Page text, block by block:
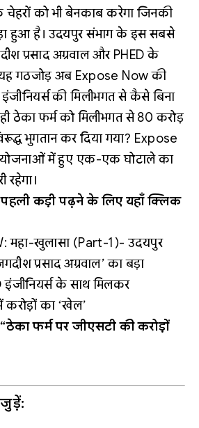
को भी बेनकाब करेगा जिनकी
हुआ है। उदयपुर संभाग के इस सबसे
प्रसाद अग्रवाल और PHED के
यह गठजोड़ अब Expose Now की
इंजीनियर्स की मिलीभगत से कैसे बिना
ठेका फर्म को मिलीभगत से 80 करोड़
भुगतान कर दिया गया? Expose
में हुए एक-एक घोटाले का
रहेगा।
कड़ी पढ़ने के लिए यहाँ क्लिक
महा-खुलासा (Part-1)- उदयपुर
प्रसाद अग्रवाल’ का बड़ा
इंजीनियर्स के साथ मिलकर
का ‘खेल’
फर्म पर जीएसटी की करोड़ों
जुड़ें: